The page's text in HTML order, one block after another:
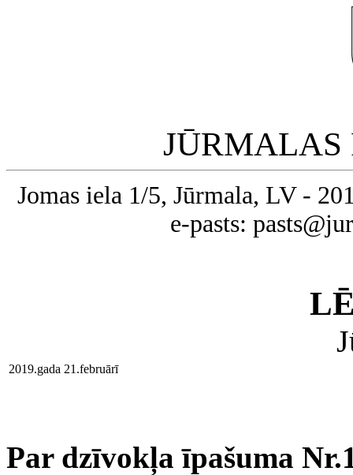
JŪRMALAS
Jomas iela 1/5, Jūrmala, LV -
e-pasts:
2019.gada 21.februārī
Par dzīvokļa īpašuma